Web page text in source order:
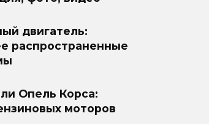
двигатель:
распространенные
Опель Корса:
моторов